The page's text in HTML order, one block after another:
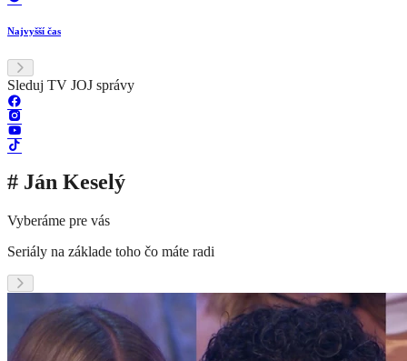
Najvyšší čas
Sleduj TV JOJ správy
# Ján Keselý
Vyberáme pre vás
Seriály na základe toho čo máte radi